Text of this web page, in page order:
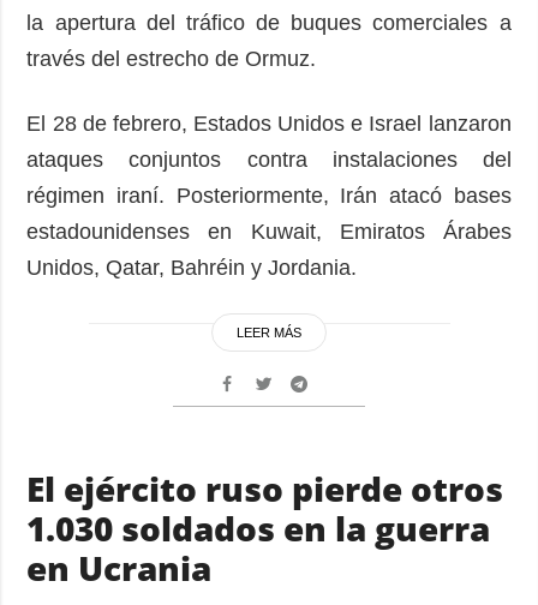
la apertura del tráfico de buques comerciales a
través del estrecho de Ormuz.
El 28 de febrero, Estados Unidos e Israel lanzaron
ataques conjuntos contra instalaciones del
régimen iraní. Posteriormente, Irán atacó bases
estadounidenses en Kuwait, Emiratos Árabes
Unidos, Qatar, Bahréin y Jordania.
LEER MÁS
El ejército ruso pierde otros
1.030 soldados en la guerra
en Ucrania